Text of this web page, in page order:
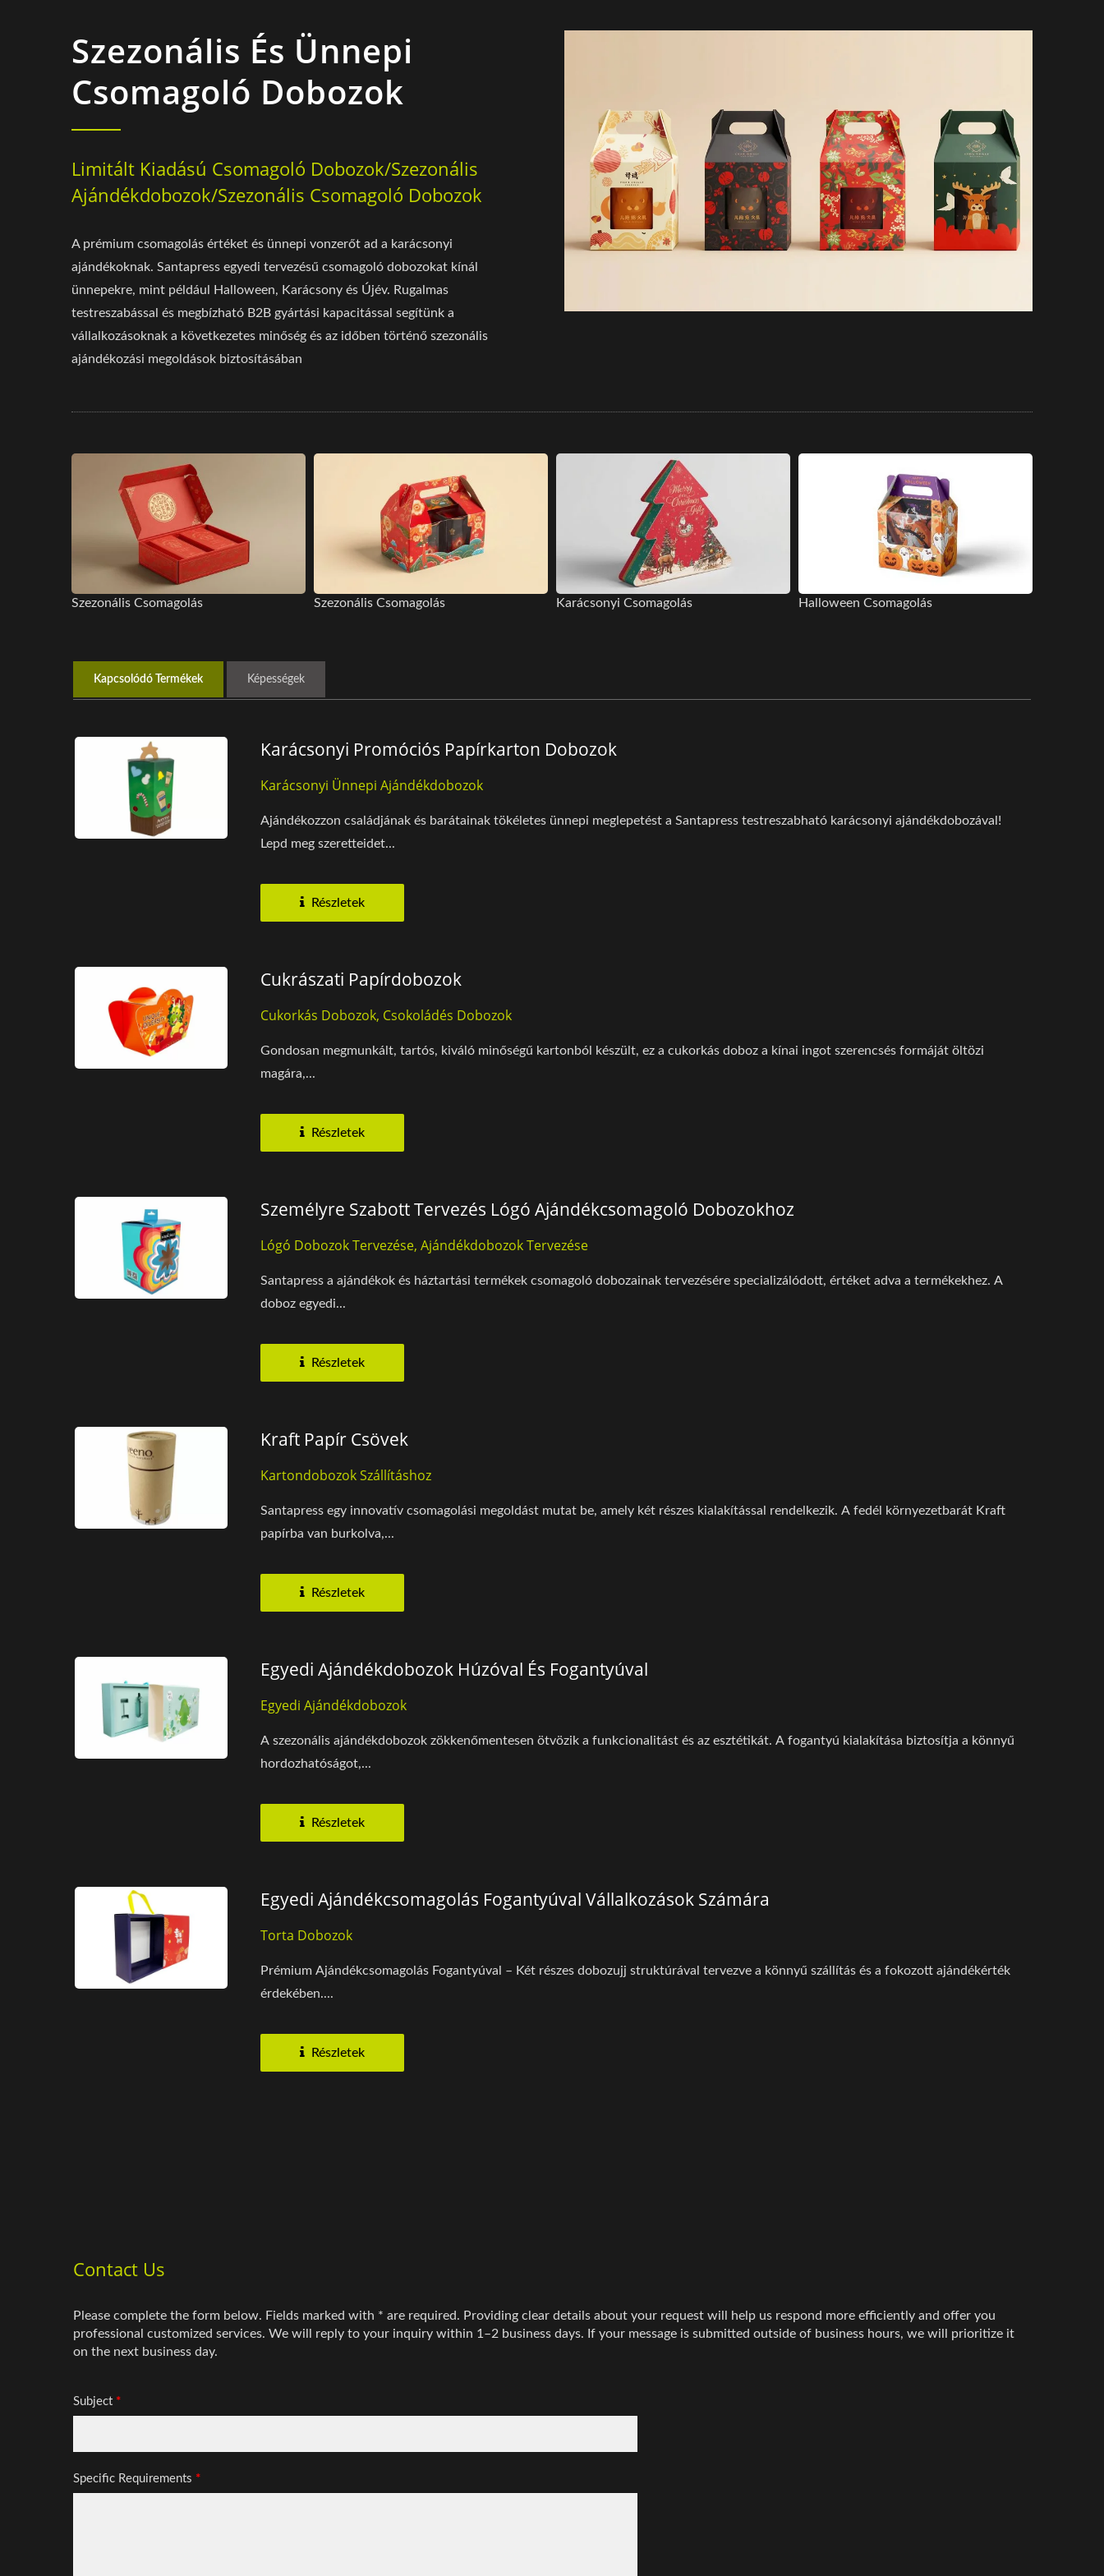
Szezonális És Ünnepi
Csomagoló Dobozok
Limitált Kiadású Csomagoló Dobozok/Szezonális
Ajándékdobozok/Szezonális Csomagoló Dobozok
A prémium csomagolás értéket és ünnepi vonzerőt ad a karácsonyi
ajándékoknak. Santapress egyedi tervezésű csomagoló dobozokat kínál
ünnepekre, mint például Halloween, Karácsony és Újév. Rugalmas
testreszabással és megbízható B2B gyártási kapacitással segítünk a
vállalkozásoknak a következetes minőség és az időben történő szezonális
ajándékozási megoldások biztosításában
Szezonális Csomagolás Szezonális Csomagolás Karácsonyi Csomagolás Halloween Csomagolás
Kapcsolódó Termékek Képességek
Karácsonyi Promóciós Papírkarton Dobozok
Karácsonyi Ünnepi Ajándékdobozok
Ajándékozzon családjának és barátainak tökéletes ünnepi meglepetést a Santapress testreszabható karácsonyi ajándékdobozával!
Lepd meg szeretteidet...
Részletek
Cukrászati Papírdobozok
Cukorkás Dobozok, Csokoládés Dobozok
Gondosan megmunkált, tartós, kiváló minőségű kartonból készült, ez a cukorkás doboz a kínai ingot szerencsés formáját öltözi
magára,...
Részletek
Személyre Szabott Tervezés Lógó Ajándékcsomagoló Dobozokhoz
Lógó Dobozok Tervezése, Ajándékdobozok Tervezése
Santapress a ajándékok és háztartási termékek csomagoló dobozainak tervezésére specializálódott, értéket adva a termékekhez. A
doboz egyedi...
Részletek
Kraft Papír Csövek
Kartondobozok Szállításhoz
Santapress egy innovatív csomagolási megoldást mutat be, amely két részes kialakítással rendelkezik. A fedél környezetbarát Kraft
papírba van burkolva,...
Részletek
Egyedi Ajándékdobozok Húzóval És Fogantyúval
Egyedi Ajándékdobozok
A szezonális ajándékdobozok zökkenőmentesen ötvözik a funkcionalitást és az esztétikát. A fogantyú kialakítása biztosítja a könnyű
hordozhatóságot,...
Részletek
Egyedi Ajándékcsomagolás Fogantyúval Vállalkozások Számára
Torta Dobozok
Prémium Ajándékcsomagolás Fogantyúval – Két részes dobozujj struktúrával tervezve a könnyű szállítás és a fokozott ajándékérték
érdekében....
Részletek